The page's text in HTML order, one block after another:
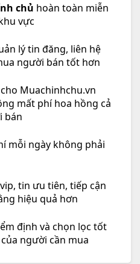
chủ hoàn toàn miễn
vực
lý tin đăng, liên hệ
người bán tốt hơn
Muachinhchu.vn
mất phí hoa hồng cả
bán
mỗi ngày không phải
tin ưu tiên, tiếp cận
hiệu quả hơn
định và chọn lọc tốt
người cần mua